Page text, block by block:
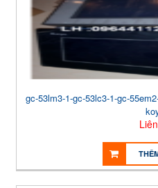
gc-53lm3-1-gc-53lc3-1-gc-